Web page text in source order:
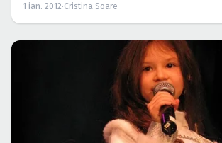
1 ian. 2012·Cristina Soare